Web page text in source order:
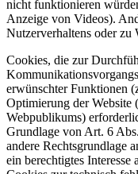
nicht funktionieren
Anzeige von Videos).
Nutzerverhaltens oder zu
Cookies, die zur
erwünschter Funktionen
Optimierung der Website
Webpublikums)
Grundlage von Art. 6
andere Rechtsgrundlage
ein berechtigtes